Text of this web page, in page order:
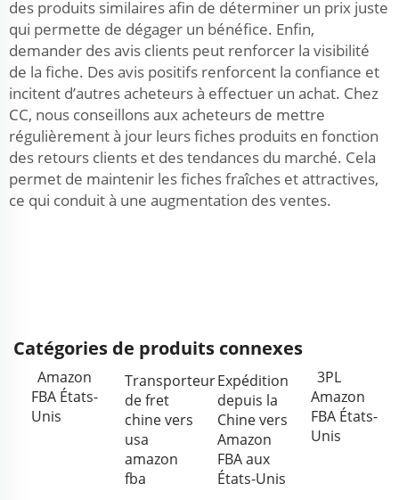
des produits similaires afin de déterminer un prix juste
qui permette de dégager un bénéfice. Enfin,
demander des avis clients peut renforcer la visibilité
de la fiche. Des avis positifs renforcent la confiance et
incitent d’autres acheteurs à effectuer un achat. Chez
CC, nous conseillons aux acheteurs de mettre
régulièrement à jour leurs fiches produits en fonction
des retours clients et des tendances du marché. Cela
permet de maintenir les fiches fraîches et attractives,
ce qui conduit à une augmentation des ventes.
Catégories de produits connexes
Amazon
FBA États-
Unis
Transporteur
de fret
chine vers
usa
amazon
fba
Expédition
depuis la
Chine vers
Amazon
FBA aux
États-Unis
3PL
Amazon
FBA États-
Unis